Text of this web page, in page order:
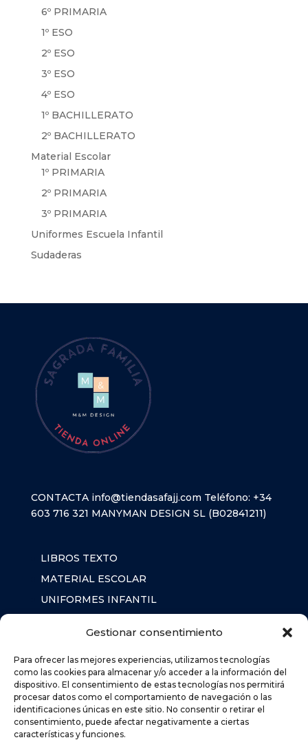
Gestionar consentimiento
Para ofrecer las mejores experiencias, utilizamos tecnologías
como las cookies para almacenar y/o acceder a la información del
dispositivo. El consentimiento de estas tecnologías nos permitirá
procesar datos como el comportamiento de navegación o las
identificaciones únicas en este sitio. No consentir o retirar el
consentimiento, puede afectar negativamente a ciertas
características y funciones.
6º PRIMARIA
1º ESO
2º ESO
3º ESO
4º ESO
1º BACHILLERATO
2º BACHILLERATO
Material Escolar
1º PRIMARIA
2º PRIMARIA
3º PRIMARIA
Uniformes Escuela Infantil
Sudaderas
CONTACTA info@tiendasafajj.com Teléfono: +34
603 716 321 MANYMAN DESIGN SL (B02841211)
LIBROS TEXTO
MATERIAL ESCOLAR
UNIFORMES INFANTIL
AVISO LEGAL
POLÍTICA DE PRIVACIDAD
POLÍTICA DE COOKIES (UE)